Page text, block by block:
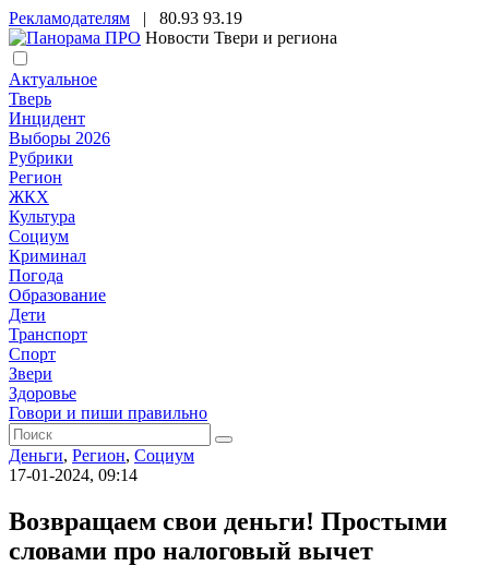
Рекламодателям | 80.93 93.19
Новости Твери и региона
Актуальное
Тверь
Инцидент
Выборы 2026
Рубрики
Регион
ЖКХ
Культура
Социум
Криминал
Погода
Образование
Дети
Транспорт
Спорт
Звери
Здоровье
Говори и пиши правильно
Деньги, Регион, Социум
17-01-2024, 09:14
Возвращаем свои деньги! Простыми
словами про налоговый вычет